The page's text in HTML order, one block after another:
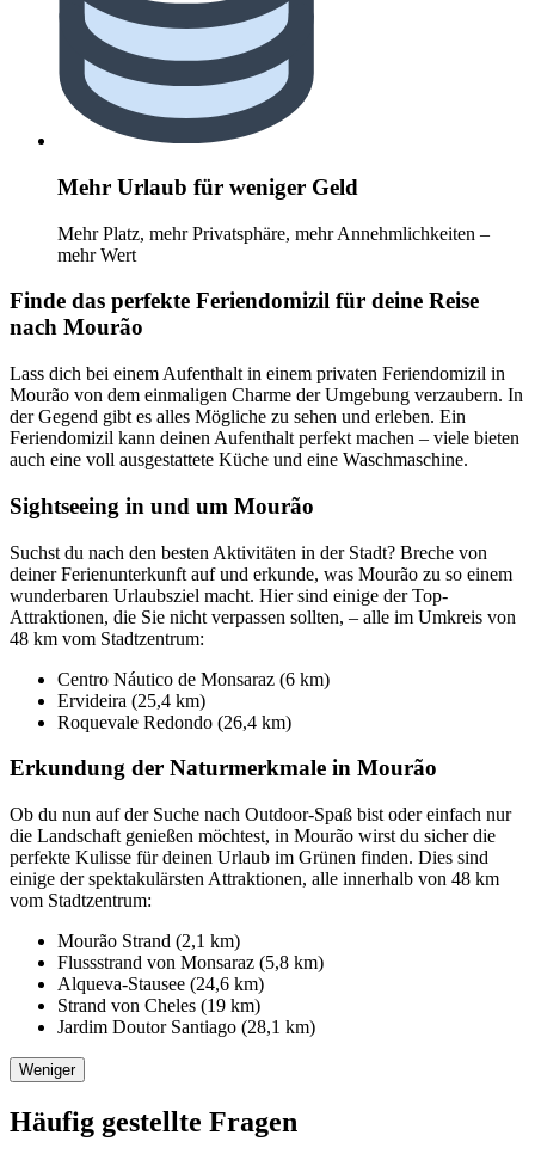
Mehr Urlaub für weniger Geld
Mehr Platz, mehr Privatsphäre, mehr Annehmlichkeiten –
mehr Wert
Finde das perfekte Feriendomizil für deine Reise
nach Mourão
Lass dich bei einem Aufenthalt in einem privaten Feriendomizil in
Mourão von dem einmaligen Charme der Umgebung verzaubern. In
der Gegend gibt es alles Mögliche zu sehen und erleben. Ein
Feriendomizil kann deinen Aufenthalt perfekt machen – viele bieten
auch eine voll ausgestattete Küche und eine Waschmaschine.
Sightseeing in und um Mourão
Suchst du nach den besten Aktivitäten in der Stadt? Breche von
deiner Ferienunterkunft auf und erkunde, was Mourão zu so einem
wunderbaren Urlaubsziel macht. Hier sind einige der Top-
Attraktionen, die Sie nicht verpassen sollten, – alle im Umkreis von
48 km vom Stadtzentrum:
Centro Náutico de Monsaraz (6 km)
Ervideira (25,4 km)
Roquevale Redondo (26,4 km)
Erkundung der Naturmerkmale in Mourão
Ob du nun auf der Suche nach Outdoor-Spaß bist oder einfach nur
die Landschaft genießen möchtest, in Mourão wirst du sicher die
perfekte Kulisse für deinen Urlaub im Grünen finden. Dies sind
einige der spektakulärsten Attraktionen, alle innerhalb von 48 km
vom Stadtzentrum:
Mourão Strand (2,1 km)
Flussstrand von Monsaraz (5,8 km)
Alqueva-Stausee (24,6 km)
Strand von Cheles (19 km)
Jardim Doutor Santiago (28,1 km)
Weniger
Häufig gestellte Fragen